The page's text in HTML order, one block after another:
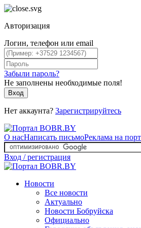
Авторизация
Логин, телефон или email
Забыли пароль?
Не заполнены необходимые поля!
Вход
Нет аккаунта? Зарегистрируйтесь
О насНаписать письмоРеклама на
Вход / регистрация
Новости
Все новости
Актуально
Новости Бобруйска
Официально